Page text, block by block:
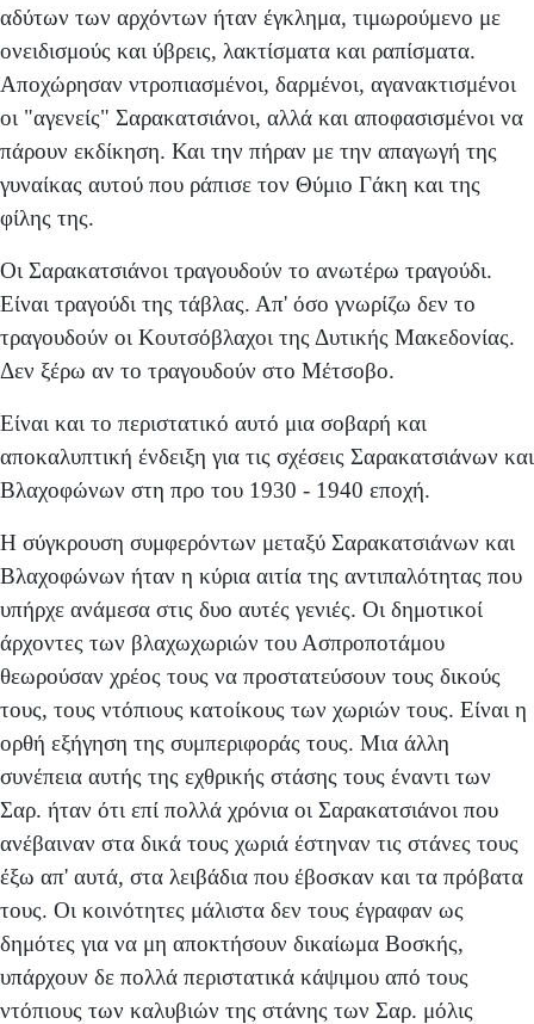
αδύτων των αρχόντων ήταν έγκλημα, τιμωρούμενο με
ονειδισμούς και ύβρεις, λακτίσματα και ραπίσματα.
Αποχώρησαν ντροπιασμένοι, δαρμένοι, αγανακτισμένοι
οι "αγενείς" Σαρακατσιάνοι, αλλά και αποφασισμένοι να
πάρουν εκδίκηση. Και την πήραν με την απαγωγή της
γυναίκας αυτού που ράπισε τον Θύμιο Γάκη και της
φίλης της.
Οι Σαρακατσιάνοι τραγουδούν το ανωτέρω τραγούδι.
Είναι τραγούδι της τάβλας. Απ' όσο γνωρίζω δεν το
τραγουδούν οι Κουτσόβλαχοι της Δυτικής Μακεδονίας.
Δεν ξέρω αν το τραγουδούν στο Μέτσοβο.
Είναι και το περιστατικό αυτό μια σοβαρή και
αποκαλυπτική ένδειξη για τις σχέσεις Σαρακατσιάνων και
Βλαχοφώνων στη προ του 1930 - 1940 εποχή.
Η σύγκρουση συμφερόντων μεταξύ Σαρακατσιάνων και
Βλαχο­φώνων ήταν η κύρια αιτία της αντιπαλότητας που
υπήρχε ανάμεσα στις δυο αυτές γενιές. Οι δημοτικοί
άρχοντες των βλαχωχωριών του Ασπροποτάμου
θεωρούσαν χρέος τους να προστατεύσουν τους δικούς
τους, τους ντόπιους κατοίκους των χωριών τους. Είναι η
ορθή εξήγηση της συμπεριφοράς τους. Μια άλλη
συνέπεια αυτής της εχθρικής στάσης τους έναντι των
Σαρ. ήταν ότι επί πολλά χρόνια οι Σαρακατσιάνοι που
ανέβαιναν στα δικά τους χωριά έστηναν τις στάνες τους
έξω απ' αυτά, στα λειβάδια που έβοσκαν και τα πρόβατα
τους. Οι κοινότητες μάλιστα δεν τους έγραφαν ως
δημότες για να μη αποκτήσουν δικαίωμα Βοσκής,
υπάρχουν δε πολλά περιστατικά κάψιμου από τους
ντόπιους των καλυβιών της στάνης των Σαρ. μόλις